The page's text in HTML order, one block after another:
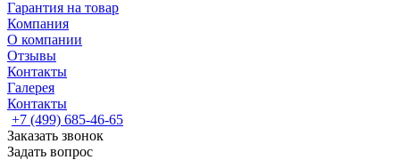
Гарантия на товар
Компания
О компании
Отзывы
Контакты
Галерея
Контакты
+7 (499) 685-46-65
Заказать звонок
Задать вопрос